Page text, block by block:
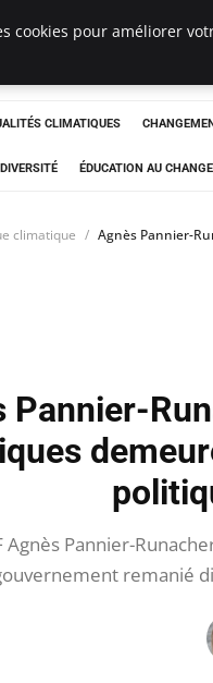
CLIMATIQUES
ÉDUCATION AU
climatique Agnès Pannier-
Pannier-
Agnès Pannier-
remanié
cookies pour améliorer